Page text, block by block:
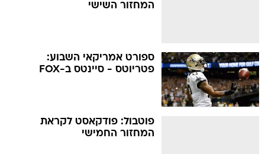
המחזור השישי
ספורט אמריקאי השבוע:
פטריוטס - סיינטס ב-FOX
פוטבול: פודקאסט לקראת
המחזור החמישי